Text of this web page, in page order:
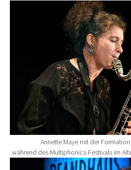
Show larger version for:
Annette Maye mit der
während des Multiphonics-Festivals im
Show larger version for: